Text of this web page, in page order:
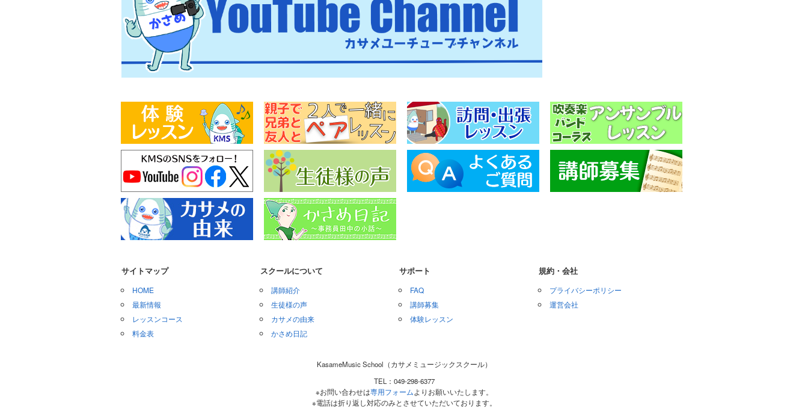
サイトマップ
HOME
最新情報
レッスンコース
料金表
スクールについて
講師紹介
生徒様の声
カサメの由来
かさめ日記
サポート
FAQ
講師募集
体験レッスン
規約・会社
プライバシーポリシー
運営会社
KasameMusic School（カサメミュージックスクール）
TEL：049-298-6377
※お問い合わせは専用フォームよりお願いいたします。
※電話は折り返し対応のみとさせていただいております。